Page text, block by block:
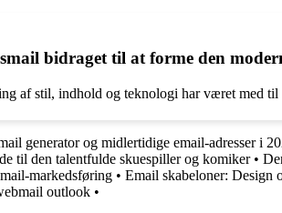
bidraget til at forme den
af stil, indhold og teknologi har været med
generator og midlertidige email-adresser i
til den talentfulde skuespiller og komiker•
markedsføring • Email skabeloner: Design
outlook •